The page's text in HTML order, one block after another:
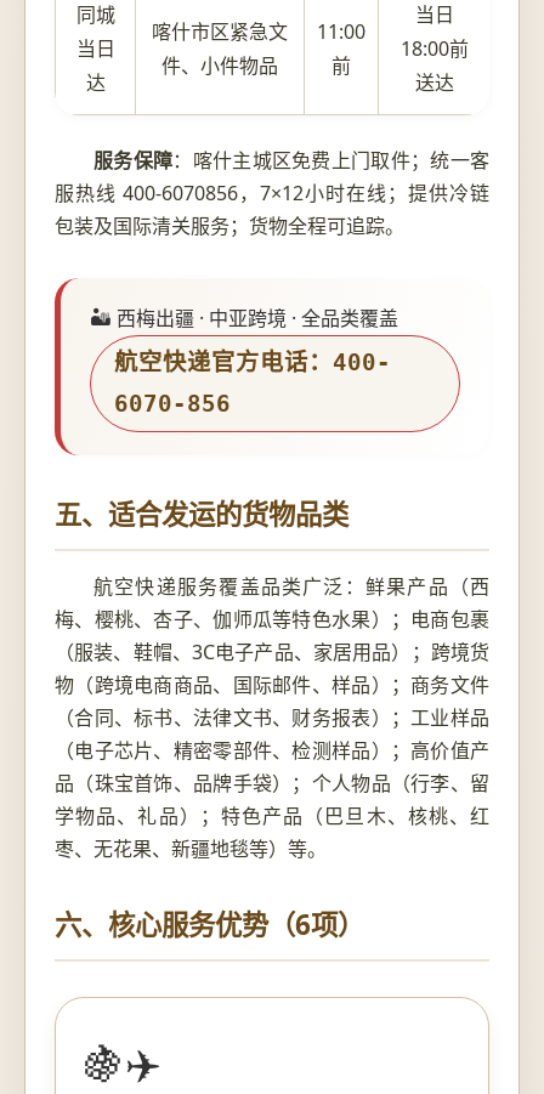
同城
当日
达
喀什市区紧急文
件、小件物品
11:00
前
当日
18:00前
送达
服务保障：喀什主城区免费上门取件；统一客
服热线 400-6070856，7×12小时在线；提供冷链
包装及国际清关服务；货物全程可追踪。
🏜️ 西梅出疆 · 中亚跨境 · 全品类覆盖
航空快递官方电话：400-
6070-856
五、适合发运的货物品类
航空快递服务覆盖品类广泛：鲜果产品（西
梅、樱桃、杏子、伽师瓜等特色水果）；电商包裹
（服装、鞋帽、3C电子产品、家居用品）；跨境货
物（跨境电商商品、国际邮件、样品）；商务文件
（合同、标书、法律文书、财务报表）；工业样品
（电子芯片、精密零部件、检测样品）；高价值产
品（珠宝首饰、品牌手袋）；个人物品（行李、留
学物品、礼品）；特色产品（巴旦木、核桃、红
枣、无花果、新疆地毯等）等。
六、核心服务优势（6项）
🍇✈️